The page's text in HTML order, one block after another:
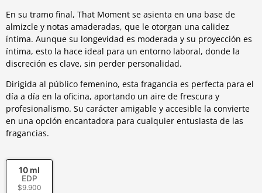
En su tramo final, That Moment se asienta en una base de
almizcle y notas amaderadas, que le otorgan una calidez
íntima. Aunque su longevidad es moderada y su proyección es
íntima, esto la hace ideal para un entorno laboral, donde la
discreción es clave, sin perder personalidad.
Dirigida al público femenino, esta fragancia es perfecta para el
día a día en la oficina, aportando un aire de frescura y
profesionalismo. Su carácter amigable y accesible la convierte
en una opción encantadora para cualquier entusiasta de las
fragancias.
10 ml
EDP
$9.900